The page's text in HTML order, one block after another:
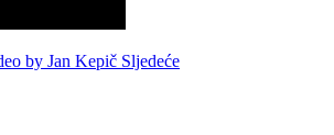
by Jan Kepič Sljedeće